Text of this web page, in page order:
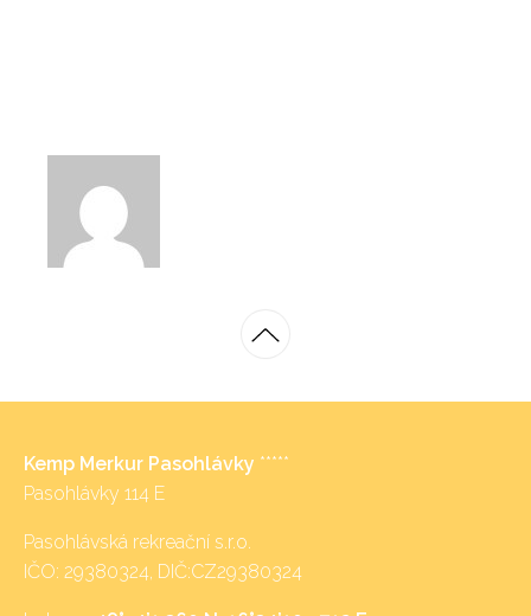
Kemp Merkur Pasohlávky *****
Pasohlávky 114 E
Pasohlávská rekreační s.r.o.
IČO: 29380324, DIČ:CZ29380324